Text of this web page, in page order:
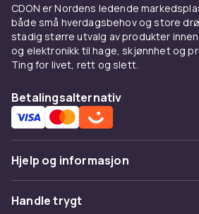
CDON er Nordens ledende
både små hverdagsbehov og store
stadig større utvalg av produkter
og elektronikk til hage, skjønnhet og
Ting for livet, rett og slett.
Betalingsalternativ
Hjelp og informasjon
Vanlige spørsmål
Handle trygt